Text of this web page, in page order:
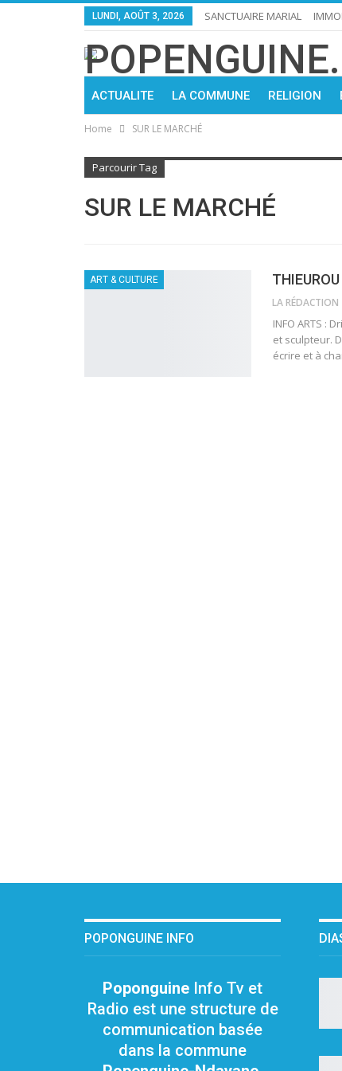
LUNDI, AOÛT 3, 2026 SANCTUAIRE MARIAL
ACTUALITE LA COMMUNE RELIGION
Home SUR LE MARCHÉ
Parcourir Tag
SUR LE MARCHÉ
ART & CULTURE
LA RÉDACTION
INFO ARTS :
et sculpteur.
écrire et à
POPONGUINE INFO
Poponguine Info Tv et
Radio est une structure de
communication basée
dans la commune